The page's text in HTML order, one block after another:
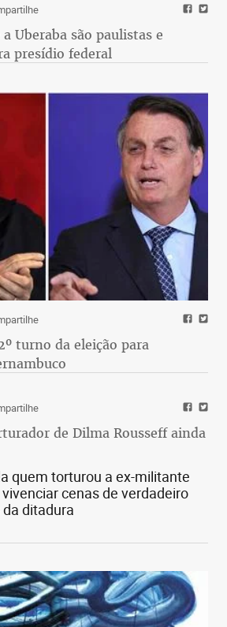
Uberaba são paulistas e
presídio federal
turno da eleição para
de Dilma Rousseff ainda
quem torturou a ex-militante
cenas de verdadeiro
ditadura